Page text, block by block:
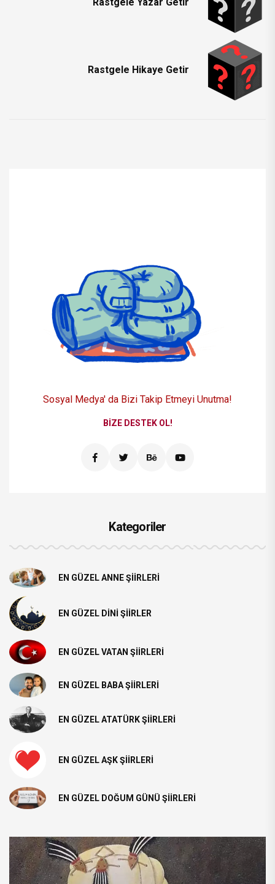
Rastgele Hikaye Getir
Sosyal Medya' da Bizi Takip Etmeyi Unutma!
BIZE DESTEK OL!
Kategoriler
EN GÜZEL ANNE ŞIIRLERI
EN GÜZEL DINI ŞIIRLER
EN GÜZEL VATAN ŞIIRLERI
EN GÜZEL BABA ŞIIRLERI
EN GÜZEL ATATÜRK ŞIIRLERI
EN GÜZEL AŞK ŞIIRLERI
EN GÜZEL DOĞUM GÜNÜ ŞIIRLERI